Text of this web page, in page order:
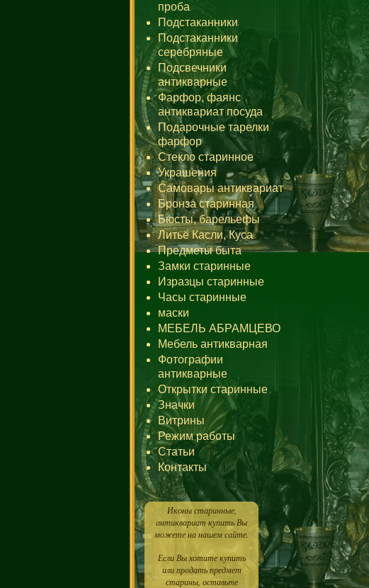
проба
Подстаканники
Подстаканники
серебряные
Подсвечники
антикварные
Фарфор, фаянс
антиквариат посуда
Подарочные тарелки
фарфор
Стекло старинное
Украшения
Самовары антиквариат
Бронза старинная
Бюсты, барельефы
Литьё Касли, Куса
Предметы быта
Замки старинные
Изразцы старинные
Часы старинные
маски
МЕБЕЛЬ АБРАМЦЕВО
Мебель антикварная
Фотографии
антикварные
Открытки старинные
Значки
Витрины
Режим работы
Статьи
Контакты
Иконы старинные,
антиквариат купить Вы
можете на нашем сайте.
Если Вы хотите купить
или продать предмет
старины, оставьте